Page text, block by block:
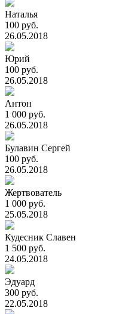
Наталья
100 руб.
26.05.2018
Юрий
100 руб.
26.05.2018
Антон
1 000 руб.
26.05.2018
Булавин Сергей
100 руб.
26.05.2018
Жертвователь
1 000 руб.
25.05.2018
Кудесник Славен
1 500 руб.
24.05.2018
Эдуард
300 руб.
22.05.2018